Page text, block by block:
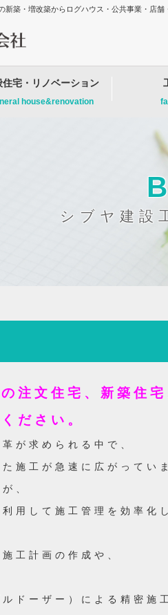
築・増改築からログハウス・公共事業・店舗
住宅・リノベーション
house&renovation
シブヤ建設
注文住宅、新築住
ださい。
が求められる中で、
施工が急速に広がってい
、
用して施工管理を効率化
工計画の作成や、
ドーザー）による精密施